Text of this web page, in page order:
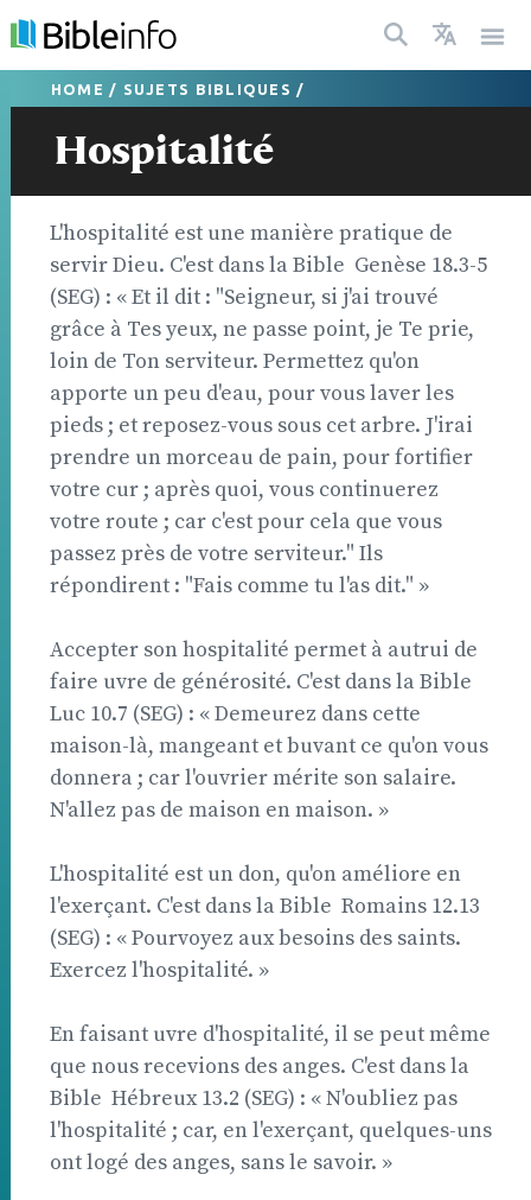
HOME / SUJETS BIBLIQUES /
Hospitalité
L'hospitalité est une manière pratique de
servir Dieu. C'est dans la Bible  Genèse 18.3-5
(SEG) : « Et il dit : "Seigneur, si j'ai trouvé
grâce à Tes yeux, ne passe point, je Te prie,
loin de Ton serviteur. Permettez qu'on
apporte un peu d'eau, pour vous laver les
pieds ; et reposez-vous sous cet arbre. J'irai
prendre un morceau de pain, pour fortifier
votre cur ; après quoi, vous continuerez
votre route ; car c'est pour cela que vous
passez près de votre serviteur." Ils
répondirent : "Fais comme tu l'as dit." »
Accepter son hospitalité permet à autrui de
faire uvre de générosité. C'est dans la Bible 
Luc 10.7 (SEG) : « Demeurez dans cette
maison-là, mangeant et buvant ce qu'on vous
donnera ; car l'ouvrier mérite son salaire.
N'allez pas de maison en maison. »
L'hospitalité est un don, qu'on améliore en
l'exerçant. C'est dans la Bible  Romains 12.13
(SEG) : « Pourvoyez aux besoins des saints.
Exercez l'hospitalité. »
En faisant uvre d'hospitalité, il se peut même
que nous recevions des anges. C'est dans la
Bible  Hébreux 13.2 (SEG) : « N'oubliez pas
l'hospitalité ; car, en l'exerçant, quelques-uns
ont logé des anges, sans le savoir. »